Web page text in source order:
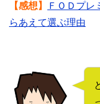
【感想】
ＦＯＤプレ
らあえて選ぶ理由